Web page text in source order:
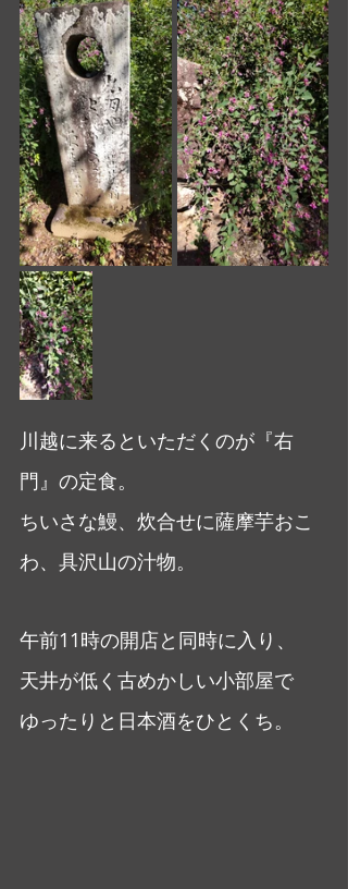
川越に来るといただくのが『右
門』の定食。
ちいさな鰻、炊合せに薩摩芋おこ
わ、具沢山の汁物。
午前11時の開店と同時に入り、
天井が低く古めかしい小部屋で
ゆったりと日本酒をひとくち。